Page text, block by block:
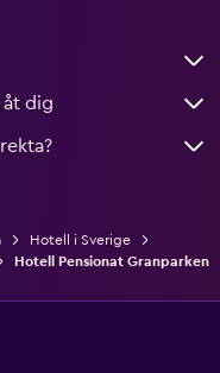
åt dig
Hotell i Sverige
Hotell Pensionat Granparken